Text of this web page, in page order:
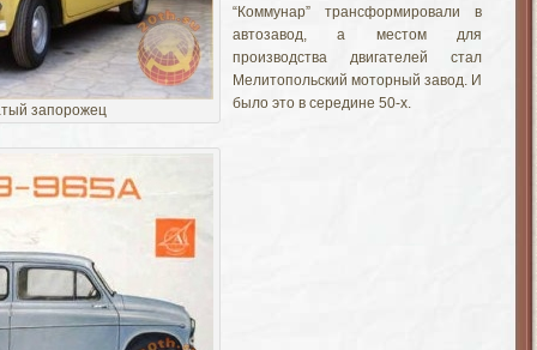
запорожец
“Коммунар” трансформировали в
автозавод, а местом для
производства двигателей стал
Мелитопольский моторный завод. И
было это в середине 50-х.